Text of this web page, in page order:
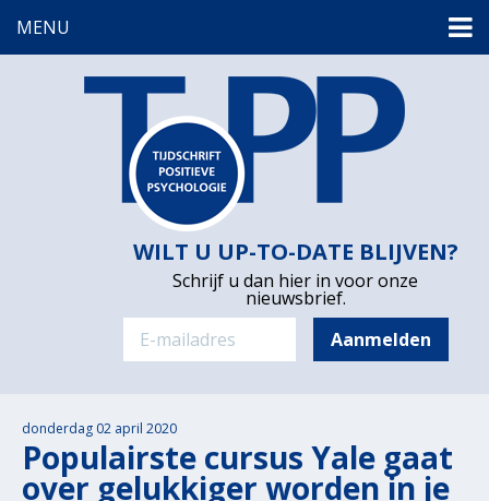
MENU
WILT U UP-TO-DATE BLIJVEN?
Schrijf u dan hier in voor onze
nieuwsbrief.
donderdag 02 april 2020
Populairste cursus Yale gaat
over gelukkiger worden in je